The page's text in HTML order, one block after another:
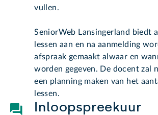
vullen.
SeniorWeb Lansingerland biedt
lessen aan en na aanmelding
afspraak gemaakt alwaar en
worden gegeven. De docent zal
een planning maken van het
lessen.
Inloopspreekuur